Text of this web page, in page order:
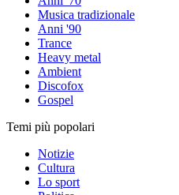
Musica tradizionale
Anni '90
Trance
Heavy metal
Ambient
Discofox
Gospel
Temi più popolari
Notizie
Cultura
Lo sport